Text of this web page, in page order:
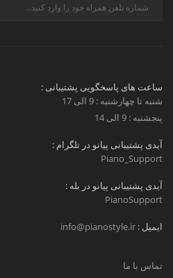
ساعت های پاسخگویی پشتیبانی :
شنبه تا چهارشنبه : 9 الی 17
پنجشنبه : 9 الی 14
آیدی پشتیبانی پیانو در تلگرام :
Piano_Support
آیدی پشتیبانی پیانو در بله :
PianoSupport
ایمیل : info@pianostyle.ir
تماس با ما